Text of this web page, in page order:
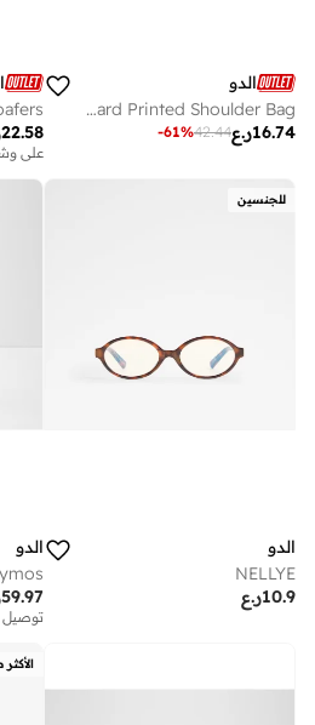
الدو
SSOFFIETY Leopard Printed Shoulder Bag
ر.ع16.74
42.44
-61%
22.58
على
للجنسين
الدو
NELLYE
ر.ع10.9
الدو
59.97
توصيل
الأكثر